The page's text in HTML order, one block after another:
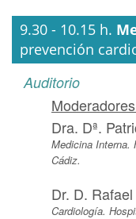
9.30 - 10.15 h.
prevención
Auditorio
Dra. Dª.
Medicina Interna.
Cádiz.
Dr. D.
Cardiología.